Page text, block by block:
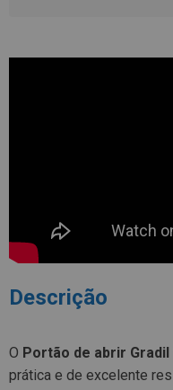
Descrição
O Portão de abrir Gradil
prática e de excelente